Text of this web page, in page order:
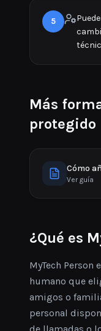
5
Más
protegido
Cómo
Ver guía
¿Qué es
MyTech Person
humano que
amigos o
personal